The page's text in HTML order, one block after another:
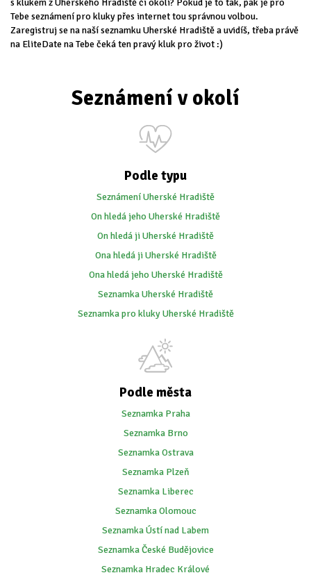
s klukem z Uherského Hradiště či okolí? Pokud je to tak, pak je pro
Tebe seznámení pro kluky přes internet tou správnou volbou.
Zaregistruj se na naší seznamku Uherské Hradiště a uvidíš, třeba právě
na EliteDate na Tebe čeká ten pravý kluk pro život :)
Seznámení v okolí
Podle typu
Seznámení Uherské Hradiště
On hledá jeho Uherské Hradiště
On hledá ji Uherské Hradiště
Ona hledá ji Uherské Hradiště
Ona hledá jeho Uherské Hradiště
Seznamka Uherské Hradiště
Seznamka pro kluky Uherské Hradiště
Podle města
Seznamka Praha
Seznamka Brno
Seznamka Ostrava
Seznamka Plzeň
Seznamka Liberec
Seznamka Olomouc
Seznamka Ústí nad Labem
Seznamka České Budějovice
Seznamka Hradec Králové